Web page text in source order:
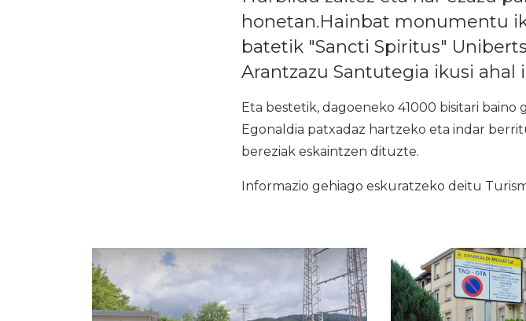
honetan.Hainbat monumentu
batetik "Sancti Spiritus"
Arantzazu Santutegia ikusi ahal
Eta bestetik, dagoeneko 41000 bisitari
Egonaldia patxadaz hartzeko eta indar
bereziak eskaintzen dituzte.
Informazio gehiago eskuratzeko deitu